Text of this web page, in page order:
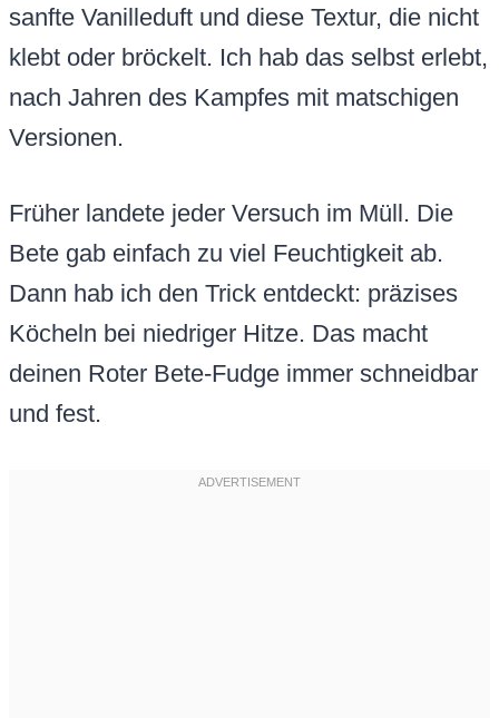
sanfte Vanilleduft und diese Textur, die nicht
klebt oder bröckelt. Ich hab das selbst erlebt,
nach Jahren des Kampfes mit matschigen
Versionen.
Früher landete jeder Versuch im Müll. Die
Bete gab einfach zu viel Feuchtigkeit ab.
Dann hab ich den Trick entdeckt: präzises
Köcheln bei niedriger Hitze. Das macht
deinen Roter Bete-Fudge immer schneidbar
und fest.